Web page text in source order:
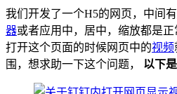
我们开发了一个H5的网页，中间有
器或者应用中，居中，缩放都是
打开这个页面的时候网页中的视频
围，想求助一下这个问题， 以下是